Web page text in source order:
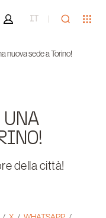
Area riservata
IT Apri
nuova sede a Torino!
UNA
della città!